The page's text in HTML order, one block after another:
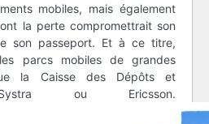
mobiles, mais également
la perte compromettrait son
son passeport. Et à ce titre,
parcs mobiles de grandes
la Caisse des Dépôts et
Systra ou Ericsson.